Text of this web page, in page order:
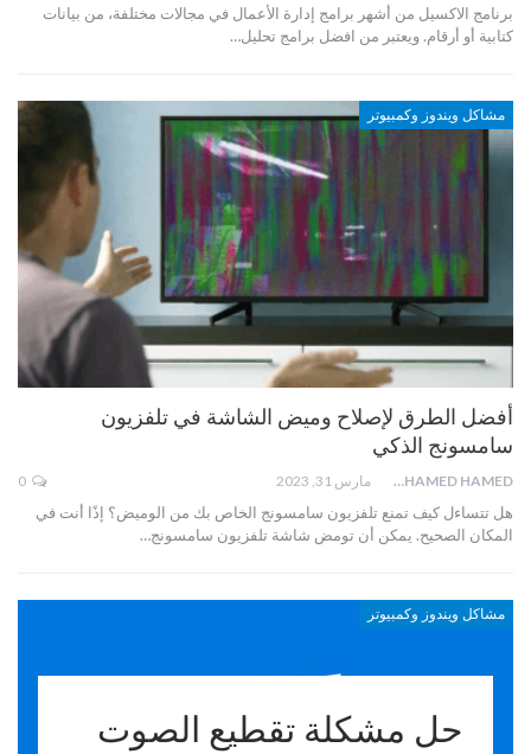
برنامج الاكسيل من أشهر برامج إدارة الأعمال في مجالات مختلفة، من بيانات
كتابية أو أرقام. ويعتبر من افضل برامج تحليل…
مشاكل ويندوز وكمبيوتر
أفضل الطرق لإصلاح وميض الشاشة في تلفزيون
سامسونج الذكي
MOHAMED HAMED مارس 31, 2023
هل تتساءل كيف تمنع تلفزيون سامسونج الخاص بك من الوميض؟ إذًا أنت في
المكان الصحيح. يمكن أن تومض شاشة تلفزيون سامسونج…
مشاكل ويندوز وكمبيوتر
حل مشكلة تقطيع الصوت